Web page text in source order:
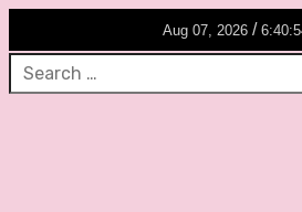
Aug 07, 2026 /